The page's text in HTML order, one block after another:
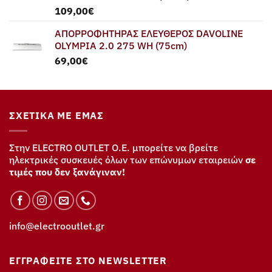
109,00€
ΑΠΟΡΡΟΦΗΤΗΡΑΣ ΕΛΕΥΘΕΡΟΣ DAVOLINE
OLYMPIA 2.0 275 WH (75cm)
69,00€
ΣΧΕΤΙΚΆ ΜΕ ΕΜΆΣ
Στην ELECTRO OUTLET Ο.Ε. μπορείτε να βρείτε
ηλεκτρικές συσκευές όλων των επώνυμων εταιρειών σε
τιμές που δεν ξανάγιναν!
info@electrooutlet.gr
ΕΓΓΡΑΦΕΊΤΕ ΣΤΟ NEWSLETTER